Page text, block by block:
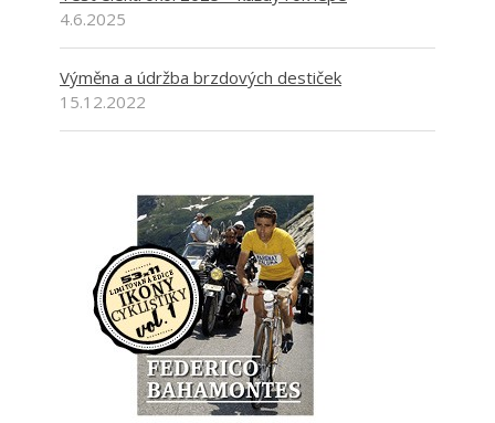
4.6.2025
Výměna a údržba brzdových destiček
15.12.2022